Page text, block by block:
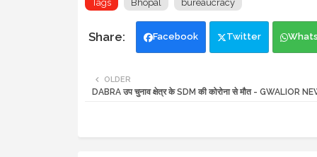
Tags Bhopal bureaucracy
Facebook Twitter
OLDER
DABRA उप चुनाव क्षेत्र के SDM की कोरोना से मौत - GWALIOR